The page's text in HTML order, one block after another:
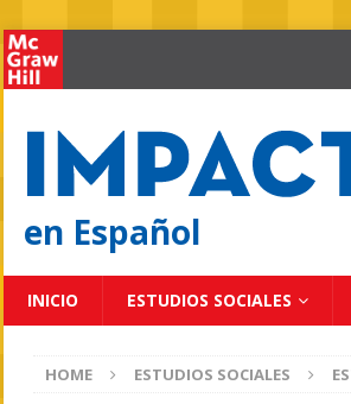
en Español
INICIO ESTUDIOS SOCIALES
HOME ESTUDIOS SOCIALES